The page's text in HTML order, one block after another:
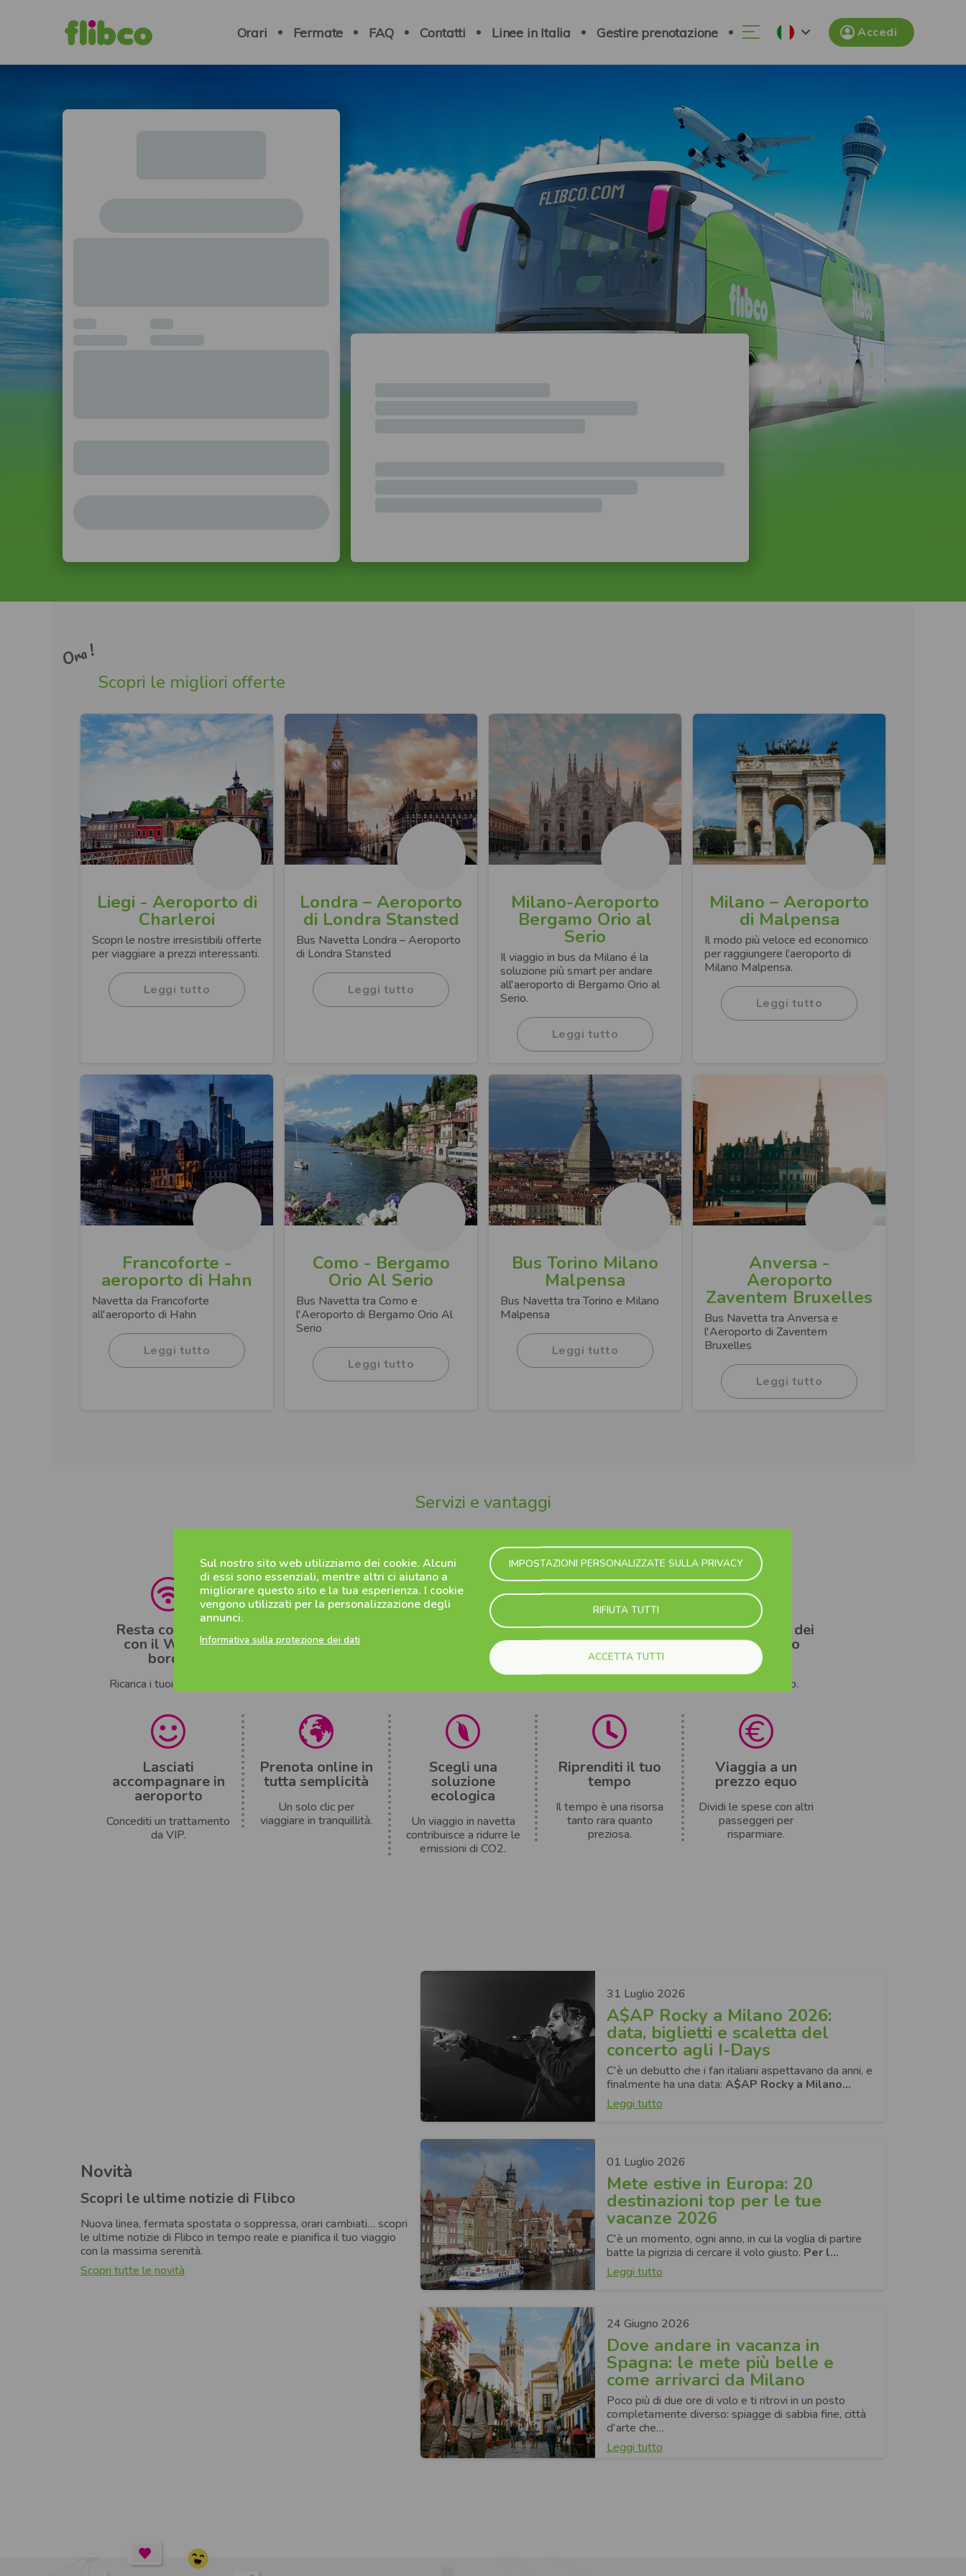
Orari Fermate FAQ Contatti Linee in Italia Gestire prenotazione Accedi
Sul nostro sito web utilizziamo dei cookie. Alcuni
di essi sono essenziali, mentre altri ci aiutano a
migliorare questo sito e la tua esperienza. I cookie
vengono utilizzati per la personalizzazione degli
annunci.
Informativa sulla protezione dei dati
IMPOSTAZIONI PERSONALIZZATE SULLA PRIVACY
RIFIUTA TUTTI
ACCETTA TUTTI
Scopri le migliori offerte
Ora !
Liegi - Aeroporto di
Charleroi
Scopri le nostre irresistibili offerte
per viaggiare a prezzi interessanti.
Leggi tutto
Londra – Aeroporto
di Londra Stansted
Bus Navetta Londra – Aeroporto
di Londra Stansted
Leggi tutto
Milano-Aeroporto
Bergamo Orio al
Serio
Il viaggio in bus da Milano é la
soluzione più smart per andare
all'aeroporto di Bergamo Orio al
Serio.
Leggi tutto
Milano – Aeroporto
di Malpensa
Il modo più veloce ed economico
per raggiungere l’aeroporto di
Milano Malpensa.
Leggi tutto
Francoforte -
aeroporto di Hahn
Navetta da Francoforte
all'aeroporto di Hahn
Leggi tutto
Como - Bergamo
Orio Al Serio
Bus Navetta tra Como e
l'Aeroporto di Bergamo Orio Al
Serio
Leggi tutto
Bus Torino Milano
Malpensa
Bus Navetta tra Torino e Milano
Malpensa
Leggi tutto
Anversa -
Aeroporto
Zaventem Bruxelles
Bus Navetta tra Anversa e
l'Aeroporto di Zaventem
Bruxelles
Leggi tutto
Servizi e vantaggi
Resta connesso
con il Wi-Fi a
bordo
Ricarica i tuoi dispositivi.
(e le gambe)
Scegli la fermata
più vicina
Posizioni strategiche.
Resta in contatto
7 giorni su 7
Segui gli orari dei
voli in tempo
reale
Mai più in ritardo.
Lasciati
accompagnare in
aeroporto
Concediti un trattamento
da VIP.
Prenota online in
tutta semplicità
Un solo clic per
viaggiare in tranquillità.
Scegli una
soluzione
ecologica
Un viaggio in navetta
contribuisce a ridurre le
emissioni di CO2.
Riprenditi il tuo
tempo
Il tempo è una risorsa
tanto rara quanto
preziosa.
Viaggia a un
prezzo equo
Dividi le spese con altri
passeggeri per
risparmiare.
Novità
Scopri le ultime notizie di Flibco
Nuova linea, fermata spostata o soppressa, orari cambiati… scopri
le ultime notizie di Flibco in tempo reale e pianifica il tuo viaggio
con la massima serenità.
Scopri tutte le novità
31 Luglio 2026
A$AP Rocky a Milano 2026:
data, biglietti e scaletta del
concerto agli I-Days
C'è un debutto che i fan italiani aspettavano da anni, e
finalmente ha una data: A$AP Rocky a Milano…
Leggi tutto
01 Luglio 2026
Mete estive in Europa: 20
destinazioni top per le tue
vacanze 2026
C'è un momento, ogni anno, in cui la voglia di partire
batte la pigrizia di cercare il volo giusto. Per l…
Leggi tutto
24 Giugno 2026
Dove andare in vacanza in
Spagna: le mete più belle e
come arrivarci da Milano
Poco più di due ore di volo e ti ritrovi in un posto
completamente diverso: spiagge di sabbia fine, città
d'arte che…
Leggi tutto